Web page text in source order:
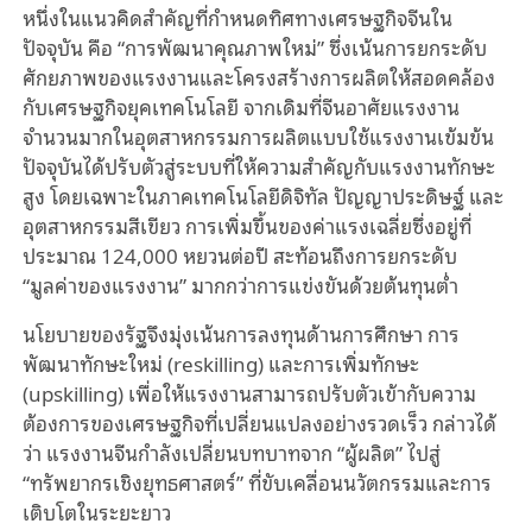
หนึ่งในแนวคิดสำคัญที่กำหนดทิศทางเศรษฐกิจจีนใน
ปัจจุบัน คือ “การพัฒนาคุณภาพใหม่” ซึ่งเน้นการยกระดับ
ศักยภาพของแรงงานและโครงสร้างการผลิตให้สอดคล้อง
กับเศรษฐกิจยุคเทคโนโลยี จากเดิมที่จีนอาศัยแรงงาน
จำนวนมากในอุตสาหกรรมการผลิตแบบใช้แรงงานเข้มข้น
ปัจจุบันได้ปรับตัวสู่ระบบที่ให้ความสำคัญกับแรงงานทักษะ
สูง โดยเฉพาะในภาคเทคโนโลยีดิจิทัล ปัญญาประดิษฐ์ และ
อุตสาหกรรมสีเขียว การเพิ่มขึ้นของค่าแรงเฉลี่ยซึ่งอยู่ที่
ประมาณ 124,000 หยวนต่อปี สะท้อนถึงการยกระดับ
“มูลค่าของแรงงาน” มากกว่าการแข่งขันด้วยต้นทุนต่ำ
นโยบายของรัฐจึงมุ่งเน้นการลงทุนด้านการศึกษา การ
พัฒนาทักษะใหม่ (reskilling) และการเพิ่มทักษะ
(upskilling) เพื่อให้แรงงานสามารถปรับตัวเข้ากับความ
ต้องการของเศรษฐกิจที่เปลี่ยนแปลงอย่างรวดเร็ว กล่าวได้
ว่า แรงงานจีนกำลังเปลี่ยนบทบาทจาก “ผู้ผลิต” ไปสู่
“ทรัพยากรเชิงยุทธศาสตร์” ที่ขับเคลื่อนนวัตกรรมและการ
เติบโตในระยะยาว